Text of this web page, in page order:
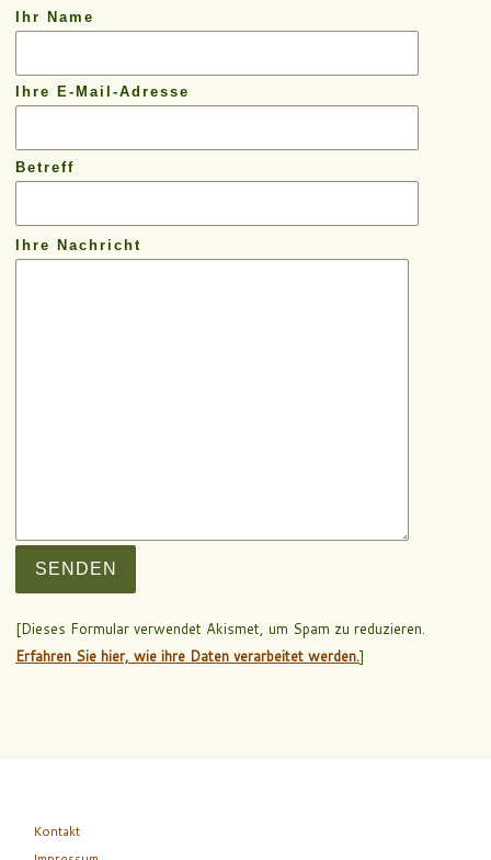
Ihr Name
Ihre E-Mail-Adresse
Betreff
Ihre Nachricht
[Dieses Formular verwendet Akismet, um Spam zu reduzieren.
Erfahren Sie hier, wie ihre Daten verarbeitet werden.]
Kontakt